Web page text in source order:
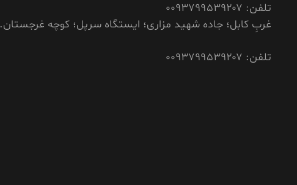
تلفن: ۰۰۹۳۷۹۹۵۳۹۲۰۷
غربِ کابل؛ جاده شهید مزاری؛ ایستگاه سرپل؛ کوچه غرجستان.
تلفن: ۰۰۹۳۷۹۹۵۳۹۲۰۷